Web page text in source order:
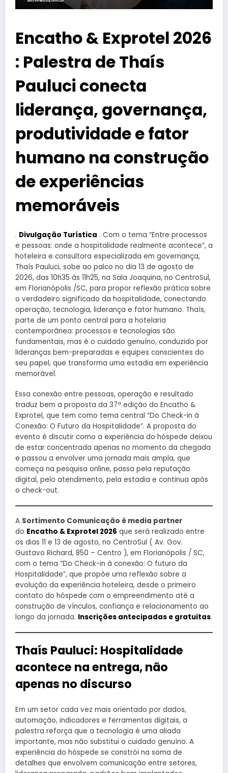
Encatho & Exprotel 2026
: Palestra de Thaís
Pauluci conecta
liderança, governança,
produtividade e fator
humano na construção
de experiências
memoráveis
. Divulgação Turística . Com o tema “Entre processos
e pessoas: onde a hospitalidade realmente acontece”, a
hoteleira e consultora especializada em governança,
Thaís Pauluci, sobe ao palco no dia 13 de agosto de
2026, das 10h35 às 11h25, na Sala Joaquina, no CentroSul,
em Florianópolis /SC, para propor reflexão prática sobre
o verdadeiro significado da hospitalidade, conectando
operação, tecnologia, liderança e fator humano. Thaís,
parte de um ponto central para a hotelaria
contemporânea: processos e tecnologias são
fundamentais, mas é o cuidado genuíno, conduzido por
lideranças bem-preparadas e equipes conscientes do
seu papel, que transforma uma estadia em experiência
memorável.
Essa conexão entre pessoas, operação e resultado
traduz bem a proposta da 37ª edição do Encatho &
Exprotel, que tem como tema central “Do Check-in à
Conexão: O Futuro da Hospitalidade”. A proposta do
evento é discutir como a experiência do hóspede deixou
de estar concentrada apenas no momento da chegada
e passou a envolver uma jornada mais ampla, que
começa na pesquisa online, passa pela reputação
digital, pelo atendimento, pela estadia e continua após
o check-out.
A Sortimento Comunicação é media partner
do Encatho & Exprotel 2026 que será realizado entre
os dias 11 e 13 de agosto, no CentroSul ( Av. Gov.
Gustavo Richard, 850 – Centro ), em Florianópolis / SC,
com o tema “Do Check-in à conexão: O futuro da
Hospitalidade”, que propõe uma reflexão sobre a
evolução da experiência hoteleira, desde o primeiro
contato do hóspede com o empreendimento até a
construção de vínculos, confiança e relacionamento ao
longo da jornada. Inscrições antecipadas e gratuitas.
Thaís Pauluci: Hospitalidade
acontece na entrega, não
apenas no discurso
Em um setor cada vez mais orientado por dados,
automação, indicadores e ferramentas digitais, a
palestra reforça que a tecnologia é uma aliada
importante, mas não substitui o cuidado genuíno. A
experiência do hóspede se constrói na soma de
detalhes que envolvem comunicação entre setores,